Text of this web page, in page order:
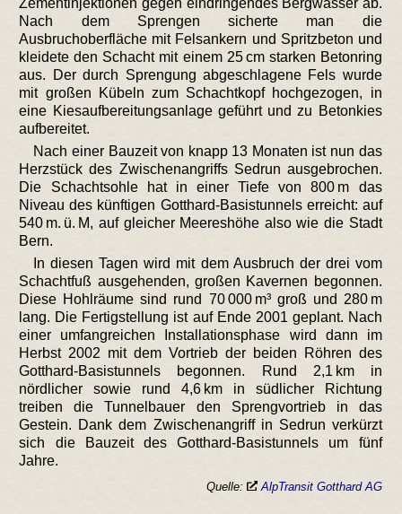
Zementinjektionen gegen eindringendes Bergwasser ab.
Nach dem Sprengen sicherte man die
Ausbruchoberfläche mit Felsankern und Spritzbeton und
kleidete den Schacht mit einem 25 cm starken Betonring
aus. Der durch Sprengung abgeschlagene Fels wurde
mit großen Kübeln zum Schachtkopf hochgezogen, in
eine Kiesaufbereitungsanlage geführt und zu Betonkies
aufbereitet.
Nach einer Bauzeit von knapp 13 Monaten ist nun das
Herzstück des Zwischenangriffs Sedrun ausgebrochen.
Die Schachtsohle hat in einer Tiefe von 800 m das
Niveau des künftigen Gotthard-Basistunnels erreicht: auf
540 m. ü. M, auf gleicher Meereshöhe also wie die Stadt
Bern.
In diesen Tagen wird mit dem Ausbruch der drei vom
Schachtfuß ausgehenden, großen Kavernen begonnen.
Diese Hohlräume sind rund 70 000 m³ groß und 280 m
lang. Die Fertigstellung ist auf Ende 2001 geplant. Nach
einer umfangreichen Installationsphase wird dann im
Herbst 2002 mit dem Vortrieb der beiden Röhren des
Gotthard-Basistunnels begonnen. Rund 2,1 km in
nördlicher sowie rund 4,6 km in südlicher Richtung
treiben die Tunnelbauer den Sprengvortrieb in das
Gestein. Dank dem Zwischenangriff in Sedrun verkürzt
sich die Bauzeit des Gotthard-Basistunnels um fünf
Jahre.
Quelle: AlpTransit Gotthard AG